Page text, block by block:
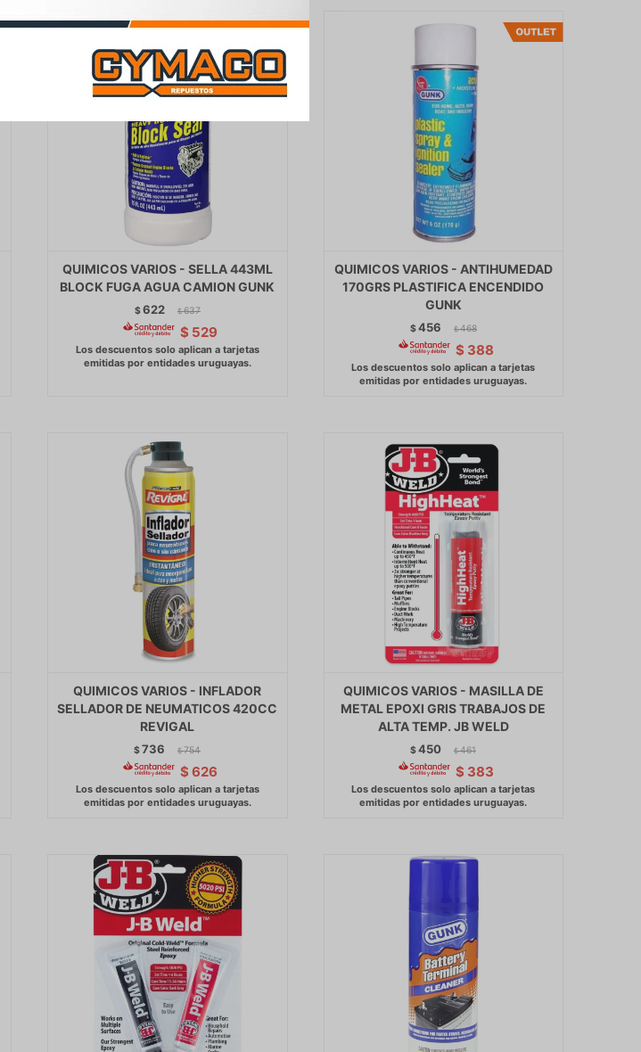
QUIMICOS VARIOS - SELLA 443ML
BLOCK FUGA AGUA CAMION GUNK
$622 $ 637
$ 529
QUIMICOS VARIOS - ANTIHUMEDAD
170GRS PLASTIFICA ENCENDIDO
GUNK
$456 $ 468
$ 388
QUIMICOS VARIOS - INFLADOR
SELLADOR DE NEUMATICOS 420CC
REVIGAL
$736 $ 754
$ 626
QUIMICOS VARIOS - MASILLA DE
METAL EPOXI GRIS TRABAJOS DE
ALTA TEMP. JB WELD
$450 $ 461
$ 383